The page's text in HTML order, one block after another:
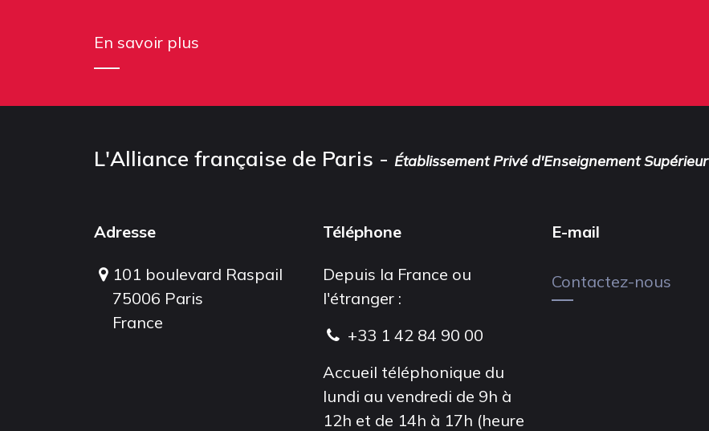
En savoir plus
L'Alliance française de Paris - Établissement Privé d'Enseignement Supérieur
Adresse
101 boulevard Raspail
75006 Paris
France
Téléphone
Depuis la France ou
l'étranger :
+33 1 42 84 90 00
Accueil téléphonique du
lundi au vendredi de 9h à
12h et de 14h à 17h (heure
E-mail
Contactez-nous